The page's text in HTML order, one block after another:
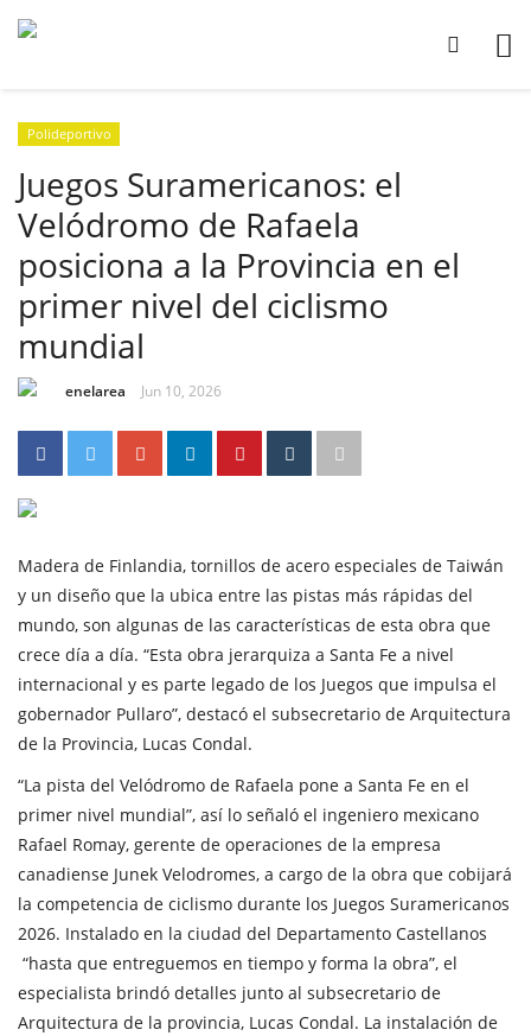
Polideportivo
Juegos Suramericanos: el
Velódromo de Rafaela
posiciona a la Provincia en el
primer nivel del ciclismo
mundial
enelarea Jun 10, 2026
Madera de Finlandia, tornillos de acero especiales de Taiwán
y un diseño que la ubica entre las pistas más rápidas del
mundo, son algunas de las características de esta obra que
crece día a día. “Esta obra jerarquiza a Santa Fe a nivel
internacional y es parte legado de los Juegos que impulsa el
gobernador Pullaro”, destacó el subsecretario de Arquitectura
de la Provincia, Lucas Condal.
“La pista del Velódromo de Rafaela pone a Santa Fe en el
primer nivel mundial”, así lo señaló el ingeniero mexicano
Rafael Romay, gerente de operaciones de la empresa
canadiense Junek Velodromes, a cargo de la obra que cobijará
la competencia de ciclismo durante los Juegos Suramericanos
2026. Instalado en la ciudad del Departamento Castellanos
“hasta que entreguemos en tiempo y forma la obra”, el
especialista brindó detalles junto al subsecretario de
Arquitectura de la provincia, Lucas Condal. La instalación de